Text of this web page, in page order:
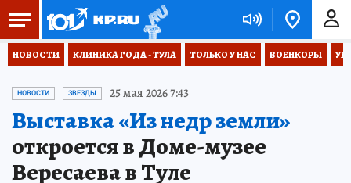
НОВОСТИ КЛИНИКА ГОДА - ТУЛА ТОЛЬКО У НАС ВОЕНКОРЫ
НОВОСТИ ЗВЕЗДЫ 25 мая 2026 7:43
Выставка «Из недр земли»
откроется в Доме-музее
Вересаева в Туле